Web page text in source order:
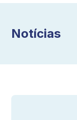
Notícias